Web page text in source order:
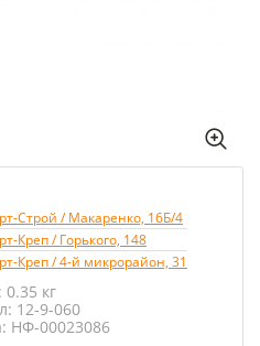
Строй / Макаренко, 16Б/4
Креп / Горького, 148
Креп / 4-й микрорайон, 31
0.35 кг
12-9-060
НФ-00023086